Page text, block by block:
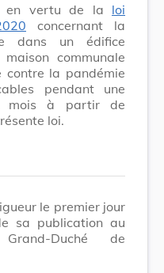
en vertu de la loi
concernant la
dans un édifice
communale
la pandémie
pendant une
mois à partir de
loi.
le premier jour
sa publication au
Duché de